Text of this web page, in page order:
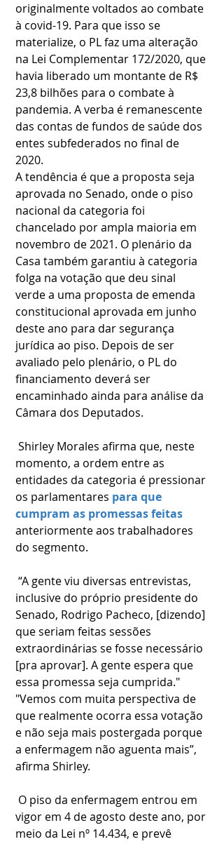
originalmente voltados ao combate
à covid-19. Para que isso se
materialize, o PL faz uma alteração
na Lei Complementar 172/2020, que
havia liberado um montante de R$
23,8 bilhões para o combate à
pandemia. A verba é remanescente
das contas de fundos de saúde dos
entes subfederados no final de
2020.
A tendência é que a proposta seja
aprovada no Senado, onde o piso
nacional da categoria foi
chancelado por ampla maioria em
novembro de 2021. O plenário da
Casa também garantiu à categoria
folga na votação que deu sinal
verde a uma proposta de emenda
constitucional aprovada em junho
deste ano para dar segurança
jurídica ao piso. Depois de ser
avaliado pelo plenário, o PL do
financiamento deverá ser
encaminhado ainda para análise da
Câmara dos Deputados.
momento, a ordem entre as
entidades da categoria é pressionar
os parlamentares para que
cumpram as promessas feitas
anteriormente aos trabalhadores
do segmento.
inclusive do próprio presidente do
Senado, Rodrigo Pacheco, [dizendo]
que seriam feitas sessões
extraordinárias se fosse necessário
[pra aprovar]. A gente espera que
essa promessa seja cumprida."
"Vemos com muita perspectiva de
que realmente ocorra essa votação
e não seja mais postergada porque
a enfermagem não aguenta mais”,
afirma Shirley.
vigor em 4 de agosto deste ano, por
meio da Lei nº 14.434, e prevê